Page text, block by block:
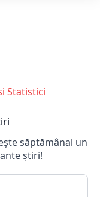
săptămânal un
știri!